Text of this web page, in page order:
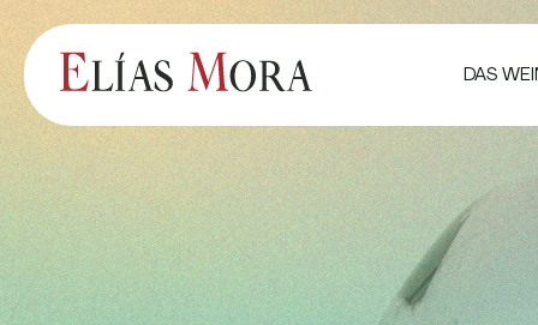
DAS
IMPRESSUM
DATENSCHUTZERKLÄRUNG
COOKIE-RICHTLINIE